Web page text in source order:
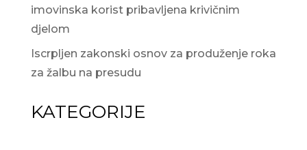
imovinska korist pribavljena krivičnim
djelom
Iscrpljen zakonski osnov za produženje roka
za žalbu na presudu
KATEGORIJE